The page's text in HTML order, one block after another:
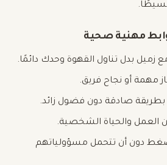
بسيطًا.
مهنية صحية
زميل بدل تناول القهوة وحدك دائمًا.
مهمة أو نجاح فريق.
بطريقة صادقة دون فضول زائد.
العمل والحياة الشخصية.
دون أن تتحمل مسؤولياتهم